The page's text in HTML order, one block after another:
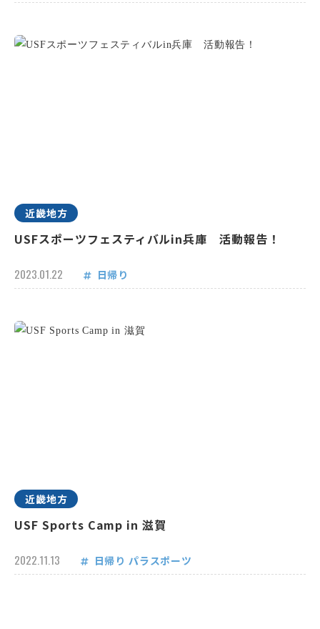
近畿地方
USFスポーツフェスティバルin兵庫 活動報告！
2023.01.22 日帰り
近畿地方
USF Sports Camp in 滋賀
2022.11.13 日帰り パラスポーツ